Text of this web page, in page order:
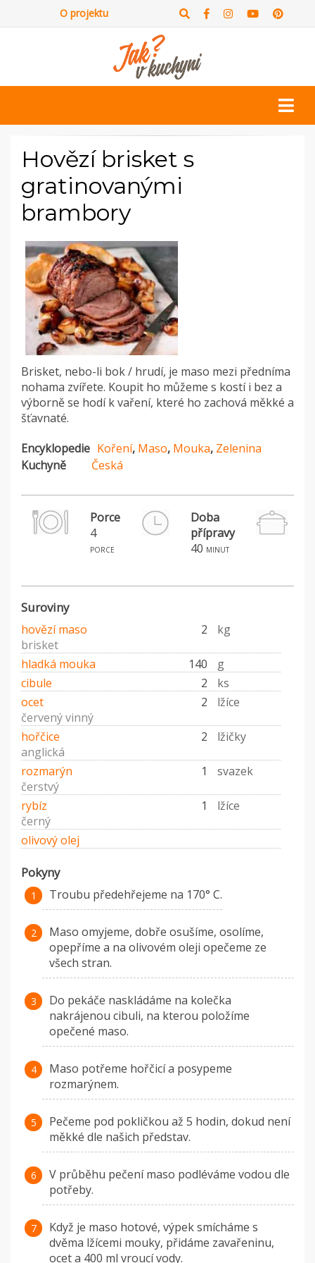
O projektu
Hovězí brisket s
gratinovanými
brambory
Brisket, nebo-li bok / hrudí, je maso mezi předníma
nohama zvířete. Koupit ho můžeme s kostí i bez a
výborně se hodí k vaření, které ho zachová měkké a
šťavnaté.
Encyklopedie Koření, Maso, Mouka, Zelenina
Kuchyně
Česká
Porce
4
porce
Doba
přípravy
40 minut
Suroviny
hovězí maso 2
kg
brisket
hladká mouka
140
g
cibule
2
ks
ocet
2
lžíce
červený vinný
hořčice
2
lžičky
anglická
rozmarýn
1
svazek
čerstvý
rybíz
1
lžíce
černý
olivový olej
Pokyny
Troubu předehřejeme na 170° C.
Maso omyjeme, dobře osušíme, osolíme,
opepříme a na olivovém oleji opečeme ze
všech stran.
Do pekáče naskládáme na kolečka
nakrájenou cibuli, na kterou položíme
opečené maso.
Maso potřeme hořčicí a posypeme
rozmarýnem.
Pečeme pod pokličkou až 5 hodin, dokud není
měkké dle našich představ.
V průběhu pečení maso podléváme vodou dle
potřeby.
Když je maso hotové, výpek smícháme s
dvěma lžícemi mouky, přidáme zavařeninu,
ocet a 400 ml vroucí vody.